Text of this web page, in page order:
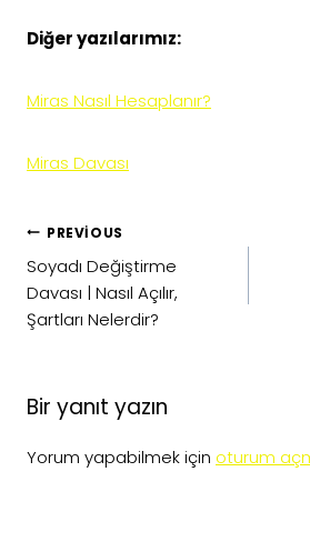
Diğer yazılarımız:
Miras Nasıl Hesaplanır?
Miras Davası
Yazı
gezinmesi
PREVIOUS
Soyadı Değiştirme
Davası | Nasıl Açılır,
Şartları Nelerdir?
Bir yanıt yazın
Yorum yapabilmek için oturum